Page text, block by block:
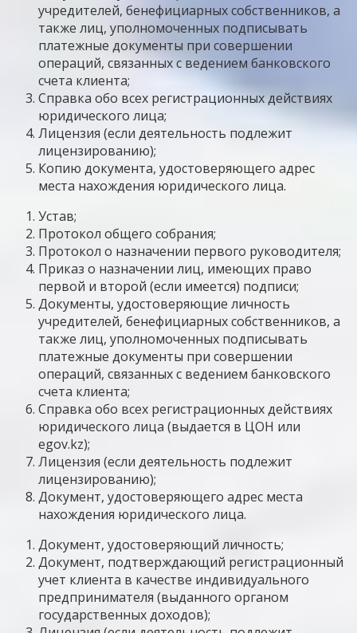
учредителей, бенефициарных собственников, а
также лиц, уполномоченных подписывать
платежные документы при совершении
операций, связанных с ведением банковского
счета клиента;
Справка обо всех регистрационных действиях
юридического лица;
Лицензия (если деятельность подлежит
лицензированию);
Копию документа, удостоверяющего адрес
места нахождения юридического лица.
Устав;
Протокол общего собрания;
Протокол о назначении первого руководителя;
Приказ о назначении лиц, имеющих право
первой и второй (если имеется) подписи;
Документы, удостоверяющие личность
учредителей, бенефициарных собственников, а
также лиц, уполномоченных подписывать
платежные документы при совершении
операций, связанных с ведением банковского
счета клиента;
Справка обо всех регистрационных действиях
юридического лица (выдается в ЦОН или
egov.kz);
Лицензия (если деятельность подлежит
лицензированию);
Документ, удостоверяющего адрес места
нахождения юридического лица.
Документ, удостоверяющий личность;
Документ, подтверждающий регистрационный
учет клиента в качестве индивидуального
предпринимателя (выданного органом
государственных доходов);